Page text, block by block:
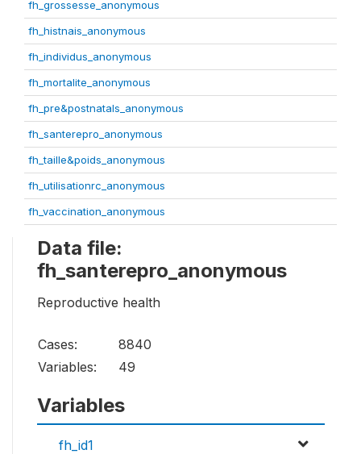
fh_grossesse_anonymous
fh_histnais_anonymous
fh_individus_anonymous
fh_mortalite_anonymous
fh_pre&postnatals_anonymous
fh_santerepro_anonymous
fh_taille&poids_anonymous
fh_utilisationrc_anonymous
fh_vaccination_anonymous
Data file:
fh_santerepro_anonymous
Reproductive health
Cases:
8840
Variables:
49
Variables
fh_id1